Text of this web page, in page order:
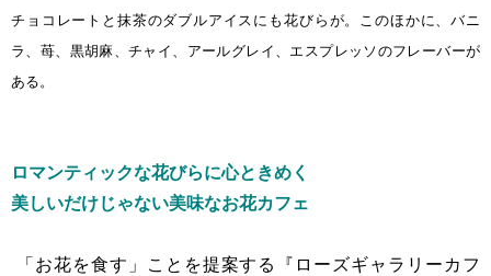
チョコレートと抹茶のダブルアイスにも花びらが。このほかに、バニ
ラ、苺、黒胡麻、チャイ、アールグレイ、エスプレッソのフレーバーが
ある。
ロマンティックな花びらに心ときめく
美しいだけじゃない美味なお花カフェ
「お花を食す」ことを提案する『ローズギャラリーカフ